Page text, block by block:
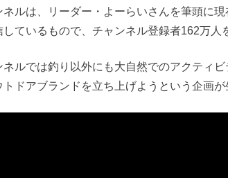
ネルは、リーダー・よーらいさんを筆頭に
ているもので、チャンネル登録者162万人
ネルでは釣り以外にも大自然でのアクティ
トドアブランドを立ち上げようという企画が